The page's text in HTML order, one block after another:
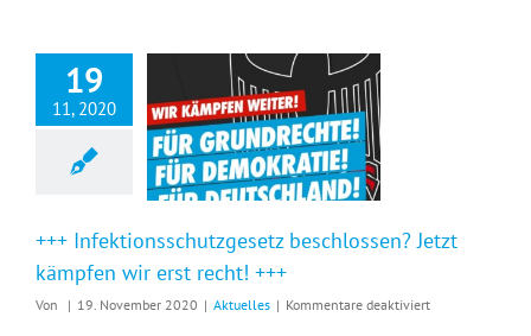
19
11, 2020
+++ Infektionsschutzgesetz beschlossen? Jetzt
kämpfen wir erst recht! +++
Von | 19. November 2020 | Aktuelles | Kommentare deaktiviertfür